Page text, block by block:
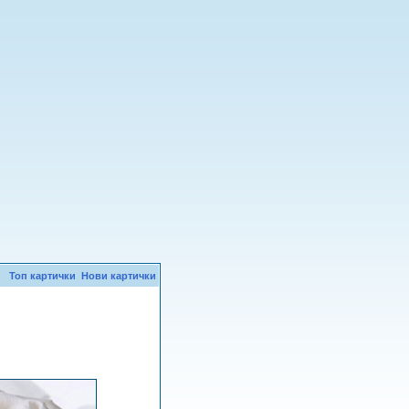
Топ картички Нови картички